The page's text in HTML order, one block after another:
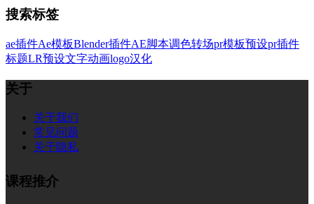
搜索标签
ae插件Ae模板Blender插件AE脚本调色转场pr模板预设pr插件
标题LR预设文字动画logo汉化
关于
关于我们
常见问题
关于隐私
课程推介